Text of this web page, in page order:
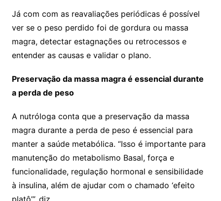
Já com com as reavaliações periódicas é possível
ver se o peso perdido foi de gordura ou massa
magra, detectar estagnações ou retrocessos e
entender as causas e validar o plano.
Preservação da massa magra é essencial durante
a perda de peso
A nutróloga conta que a preservação da massa
magra durante a perda de peso é essencial para
manter a saúde metabólica. “Isso é importante para
manutenção do metabolismo Basal, força e
funcionalidade, regulação hormonal e sensibilidade
à insulina, além de ajudar com o chamado ‘efeito
platô’”, diz.